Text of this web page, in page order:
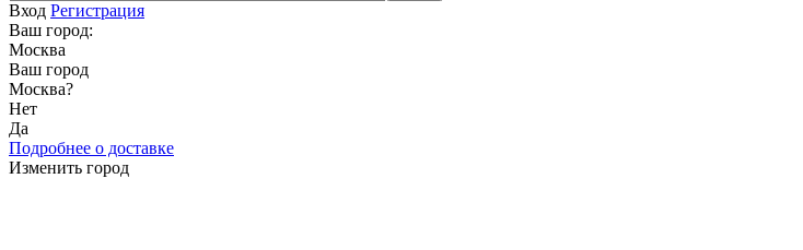
Вход Регистрация
Ваш город:
Москва
Ваш город
Москва?
Нет
Да
Подробнее о доставке
Изменить город